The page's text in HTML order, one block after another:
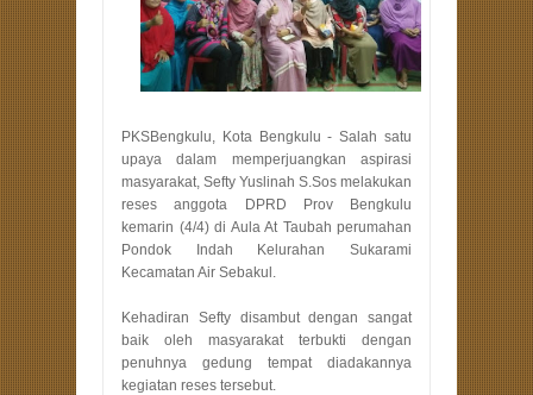
PKSBengkulu, Kota Bengkulu - Salah satu
upaya dalam memperjuangkan aspirasi
masyarakat, Sefty Yuslinah S.Sos melakukan
reses anggota DPRD Prov Bengkulu
kemarin (4/4) di Aula At Taubah perumahan
Pondok Indah Kelurahan Sukarami
Kecamatan Air Sebakul.
Kehadiran Sefty disambut dengan sangat
baik oleh masyarakat terbukti dengan
penuhnya gedung tempat diadakannya
kegiatan reses tersebut.